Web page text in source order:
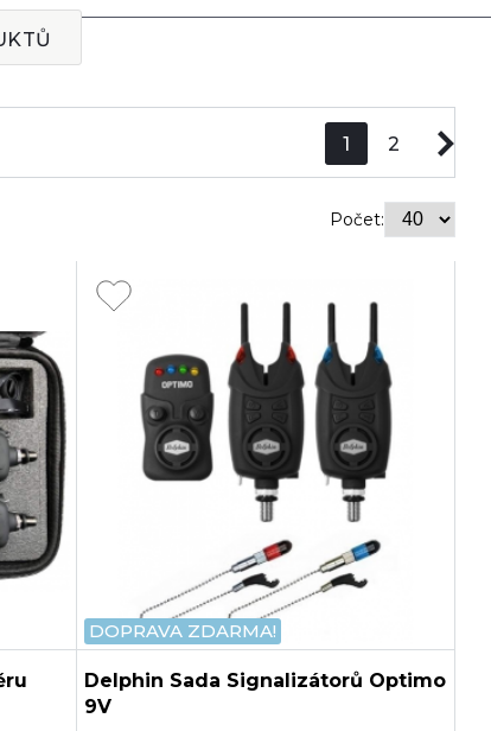
1 2
Počet:
DOPRAVA ZDARMA!
Delphin Sada Signalizátorů Optimo
9V